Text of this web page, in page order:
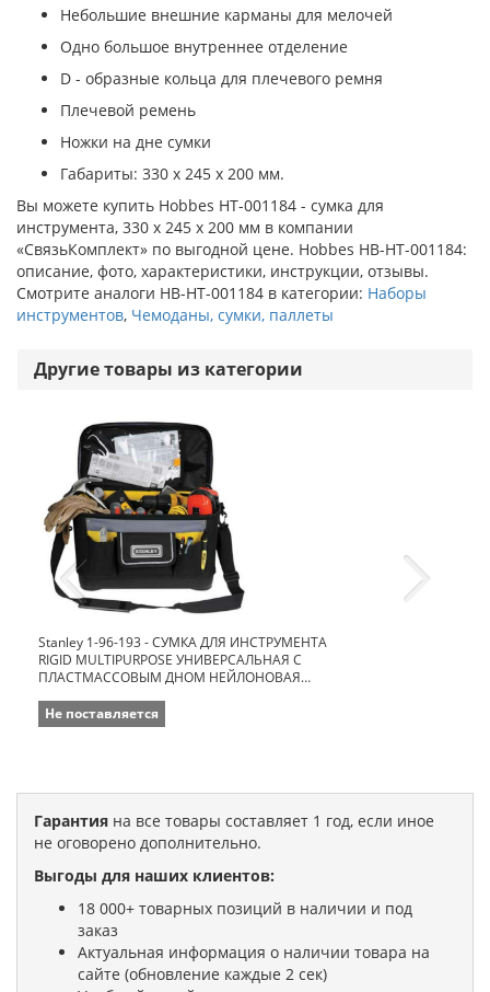
Небольшие внешние карманы для мелочей
Одно большое внутреннее отделение
D - образные кольца для плечевого ремня
Плечевой ремень
Ножки на дне сумки
Габариты: 330 х 245 х 200 мм.
Вы можете купить Hobbes HT-001184 - сумка для
инструмента, 330 х 245 х 200 мм в компании
«СвязьКомплект» по выгодной цене. Hobbes HB-HT-001184:
описание, фото, характеристики, инструкции, отзывы.
Смотрите аналоги HB-HT-001184 в категории: Наборы
инструментов, Чемоданы, сумки, паллеты
Другие товары из категории
Stanley 1-96-193 - СУМКА ДЛЯ ИНСТРУМЕНТА
RIGID MULTIPURPOSE УНИВЕРСАЛЬНАЯ С
ПЛАСТМАССОВЫМ ДНОМ НЕЙЛОНОВАЯ
Не поставляется
Гарантия на все товары составляет 1 год, если иное
не оговорено дополнительно.
Выгоды для наших клиентов:
18 000+ товарных позиций в наличии и под
заказ
Актуальная информация о наличии товара на
сайте (обновление каждые 2 сек)